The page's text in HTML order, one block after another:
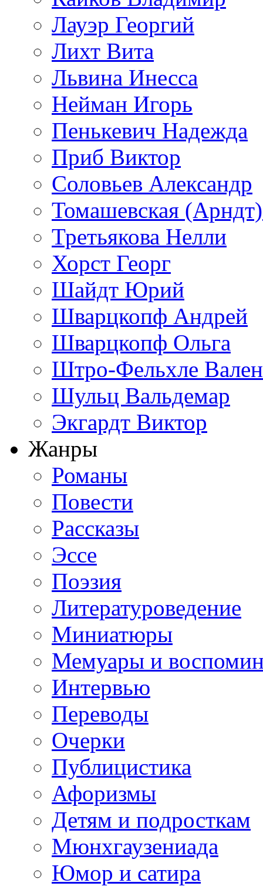
Лауэр Георгий
Лихт Вита
Львина Инесса
Нейман Игорь
Пенькевич Надежда
Приб Виктор
Соловьев Александр
Томашевская
Третьякова Нелли
Хорст Георг
Шайдт Юрий
Шварцкопф Андрей
Шварцкопф Ольга
Штро-Фельхле
Шульц Вальдемар
Экгардт Виктор
Жанры
Романы
Повести
Рассказы
Эссе
Поэзия
Литературоведение
Миниатюры
Мемуары и
Интервью
Переводы
Очерки
Публицистика
Афоризмы
Детям и подросткам
Мюнхгаузениада
Юмор и сатира